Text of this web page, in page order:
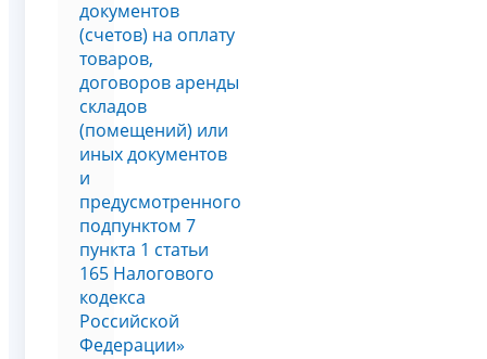
документов
(счетов) на оплату
товаров,
договоров аренды
складов
(помещений) или
иных документов
и
предусмотренного
подпунктом 7
пункта 1 статьи
165 Налогового
кодекса
Российской
Федерации»